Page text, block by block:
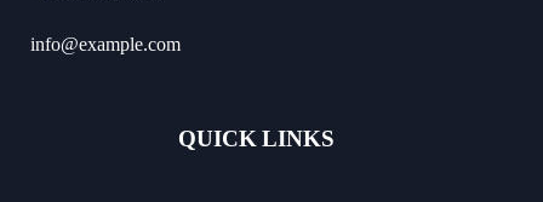
info@example.com
QUICK LINKS